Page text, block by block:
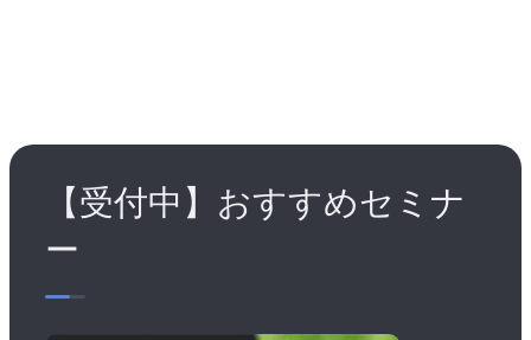
【受付中】おすすめセミナ
ー